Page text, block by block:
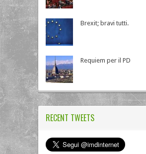
Brexit; bravi tutti.
Requiem per il PD
RECENT TWEETS